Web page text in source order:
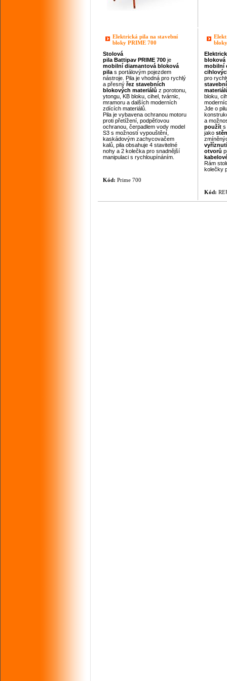
Elektrická pila na stavební
bloky PRIME 700
Stolová
pila Battipav PRIME 700 je
mobilní diamantová bloková
pila s portálovým pojezdem
nástroje. Pila je vhodná pro rychlý
a přesný řez stavebních
blokových materiálů z porotonu,
ytongu, KB bloku, cihel, tvárnic,
mramoru a dalších moderních
zdících materiálů.
Pila je vybavena ochranou motoru
proti přetížení, podpěťovou
ochranou, čerpadlem vody model
S3 s možností vypouštění,
kaskádovým zachycovačem
kalů, pila obsahuje 4 stavitelné
nohy a 2 kolečka pro snadnější
manipulaci s rychloupínáním.
Kód: Prime 700
bloková
mobilní
pro
bloku,
Jde o
a
použít s
jako
vyříznutí
otvorů
Rám
kolečky
Kód: